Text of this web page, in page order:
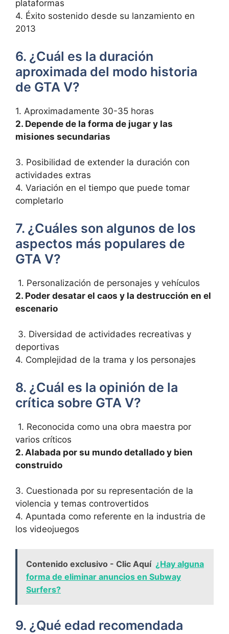
plataformas
4. Éxito sostenido desde su lanzamiento en
2013
6. ¿Cuál es la duración
‌aproximada del modo historia
de GTA V?
1. Aproximadamente 30-35 horas
2. Depende ‍de la forma de jugar ⁢y las
⁣misiones secundarias
3. Posibilidad ⁤de extender la duración con
actividades extras
⁣4. Variación en el tiempo que puede tomar
completarlo
7. ¿Cuáles son algunos de los
aspectos más populares de
GTA V?
‍ 1. Personalización de personajes y vehículos
2. ‌Poder desatar el caos y la destrucción en el
escenario
​ 3. Diversidad de actividades recreativas y
deportivas
4. Complejidad⁤ de la trama y los ⁤personajes
8. ¿Cuál⁤ es la opinión de la
crítica sobre GTA V?
⁣ 1. ‍Reconocida como una obra maestra por
varios‌ críticos
2. Alabada ‌por su mundo detallado y ⁣bien
construido
3. Cuestionada por su representación de la
violencia y temas controvertidos
4. Apuntada como referente en la ‍industria de
los videojuegos
Contenido exclusivo - Clic Aquí ¿Hay alguna
forma de eliminar anuncios en Subway
Surfers?
9. ¿Qué edad recomendada